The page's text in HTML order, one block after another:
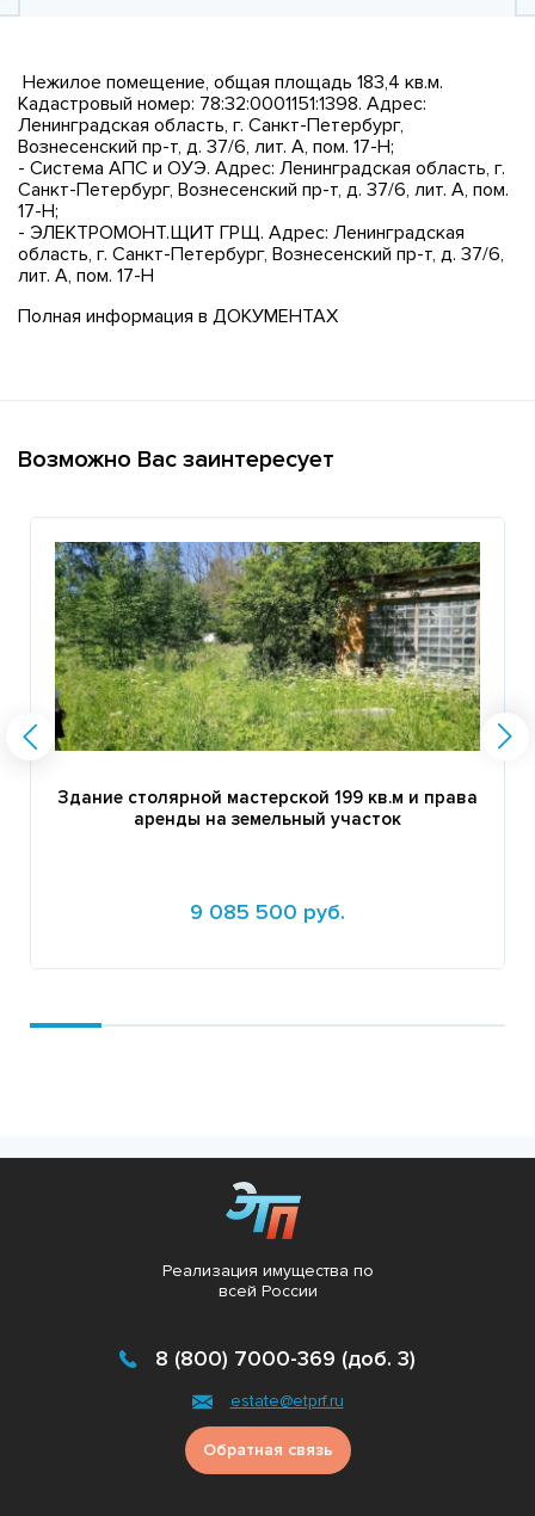
Нежилое помещение, общая площадь 183,4 кв.м.
Кадастровый номер: 78:32:0001151:1398. Адрес:
Ленинградская область, г. Санкт-Петербург,
Вознесенский пр-т, д. 37/6, лит. А, пом. 17-Н;
- Система АПС и ОУЭ. Адрес: Ленинградская область, г.
Санкт-Петербург, Вознесенский пр-т, д. 37/6, лит. А, пом.
17-Н;
- ЭЛЕКТРОМОНТ.ЩИТ ГРЩ. Адрес: Ленинградская
область, г. Санкт-Петербург, Вознесенский пр-т, д. 37/6,
лит. А, пом. 17-Н
Полная информация в ДОКУМЕНТАХ
Возможно Вас заинтересует
Здание столярной мастерской 199 кв.м и права
аренды на земельный участок
9 085 500 руб.
Реализация имущества по
всей России
8 (800) 7000-369 (доб. 3)
estate@etprf.ru
Обратная связь